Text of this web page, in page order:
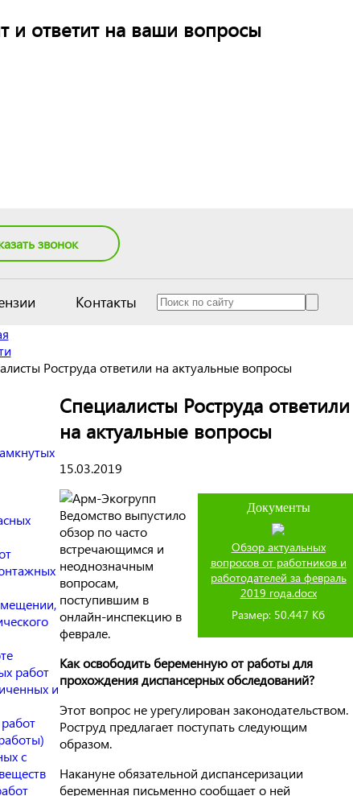
ответит на ваши вопросы
звонок
Контакты
Роструда ответили на актуальные вопросы
работ
и
с
Специалисты Роструда ответили
на актуальные вопросы
15.03.2019
Документы
Обзор актуальных
вопросов от работников и
работодателей за февраль
2019 года.docx
Размер: 50.447 Кб
Ведомство выпустило
обзор по часто
встречающимся и
неоднозначным
вопросам,
поступившим в
онлайн-инспекцию в
феврале.
Как освободить беременную от работы для
прохождения диспансерных обследований?
Этот вопрос не урегулирован законодательством.
Роструд предлагает поступать следующим
образом.
Накануне обязательной диспансеризации
беременная письменно сообщает о ней